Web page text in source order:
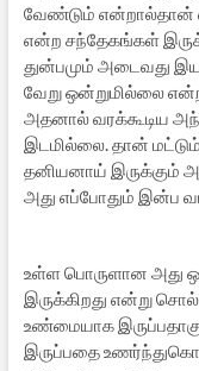
வேண்டும் என்றால்தான்
என்ற சந்தேகங்கள்
துன்பமும் அடைவது
வேறு ஒன்றுமில்லை
அதனால் வரக்கூடிய
இடமில்லை. தான்
தனியனாய் இருக்கும்
அது எப்போதும் இன்ப
உள்ள பொருளான அது
இருக்கிறது என்று
உண்மையாக
இருப்பதை